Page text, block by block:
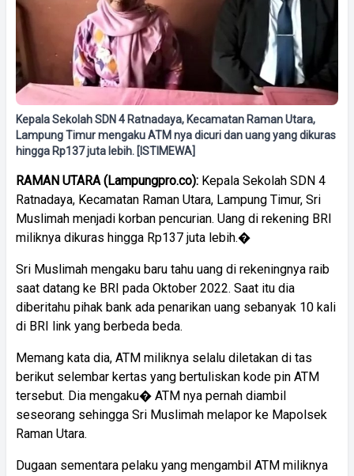
Kepala Sekolah SDN 4 Ratnadaya, Kecamatan Raman Utara,
Lampung Timur mengaku ATM nya dicuri dan uang yang dikuras
hingga Rp137 juta lebih. [ISTIMEWA]
RAMAN UTARA (Lampungpro.co): Kepala Sekolah SDN 4
Ratnadaya, Kecamatan Raman Utara, Lampung Timur, Sri
Muslimah menjadi korban pencurian. Uang di rekening BRI
miliknya dikuras hingga Rp137 juta lebih.�
Sri Muslimah mengaku baru tahu uang di rekeningnya raib
saat datang ke BRI pada Oktober 2022. Saat itu dia
diberitahu pihak bank ada penarikan uang sebanyak 10 kali
di BRI link yang berbeda beda.
Memang kata dia, ATM miliknya selalu diletakan di tas
berikut selembar kertas yang bertuliskan kode pin ATM
tersebut. Dia mengaku� ATM nya pernah diambil
seseorang sehingga Sri Muslimah melapor ke Mapolsek
Raman Utara.
Dugaan sementara pelaku yang mengambil ATM miliknya